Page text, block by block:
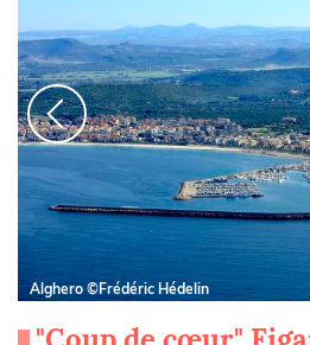
Alghero ©Frédéric Hédelin